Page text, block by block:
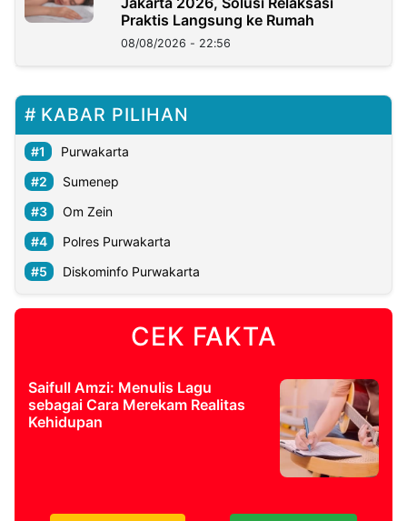
Praktis Langsung ke Rumah
08/08/2026 - 22:56
KABAR PILIHAN
Purwakarta
Sumenep
Om Zein
Polres Purwakarta
Diskominfo Purwakarta
CEK FAKTA
Saifull Amzi: Menulis Lagu
sebagai Cara Merekam Realitas
Kehidupan